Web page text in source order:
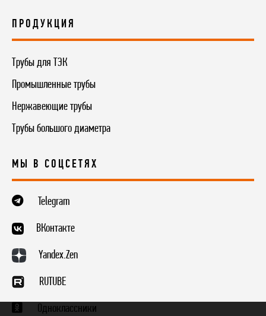
ПРОДУКЦИЯ
Трубы для ТЭК
Промышленные трубы
Нержавеющие трубы
Трубы большого диаметра
МЫ В СОЦСЕТЯХ
Telegram
ВКонтакте
Yandex.Zen
RUTUBE
Одноклассники